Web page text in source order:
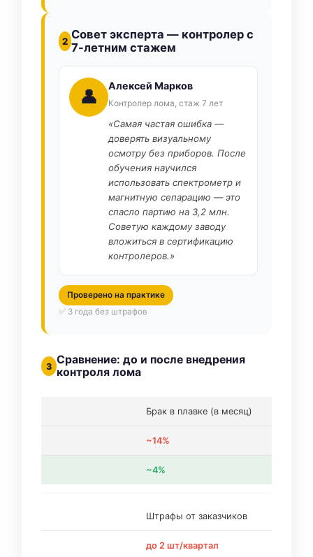
2 Совет эксперта — контролер с
7-летним стажем
👤 Алексей Марков
Контролер лома, стаж 7 лет
«Самая частая ошибка —
доверять визуальному
осмотру без приборов. После
обучения научился
использовать спектрометр и
магнитную сепарацию — это
спасло партию на 3,2 млн.
Советую каждому заводу
вложиться в сертификацию
контролеров.»
Проверено на практике
✅ 3 года без штрафов
3 Сравнение: до и после внедрения
контроля лома
Брак в плавке (в месяц)
~14%
~4%
Штрафы от заказчиков
до 2 шт/квартал